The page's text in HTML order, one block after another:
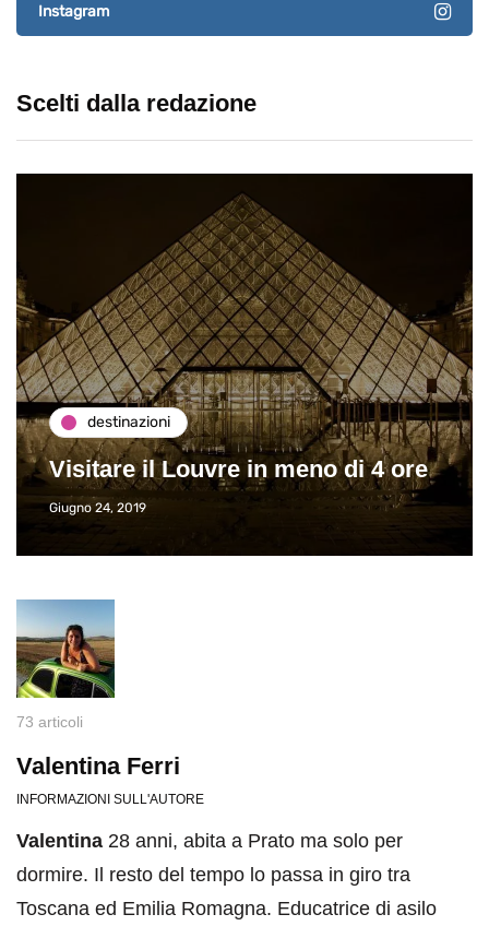
Instagram
Scelti dalla redazione
destinazioni
Visitare il Louvre in meno di 4 ore
Giugno 24, 2019
73 articoli
Valentina Ferri
INFORMAZIONI SULL'AUTORE
Valentina 28 anni, abita a Prato ma solo per
dormire. Il resto del tempo lo passa in giro tra
Toscana ed Emilia Romagna. Educatrice di asilo